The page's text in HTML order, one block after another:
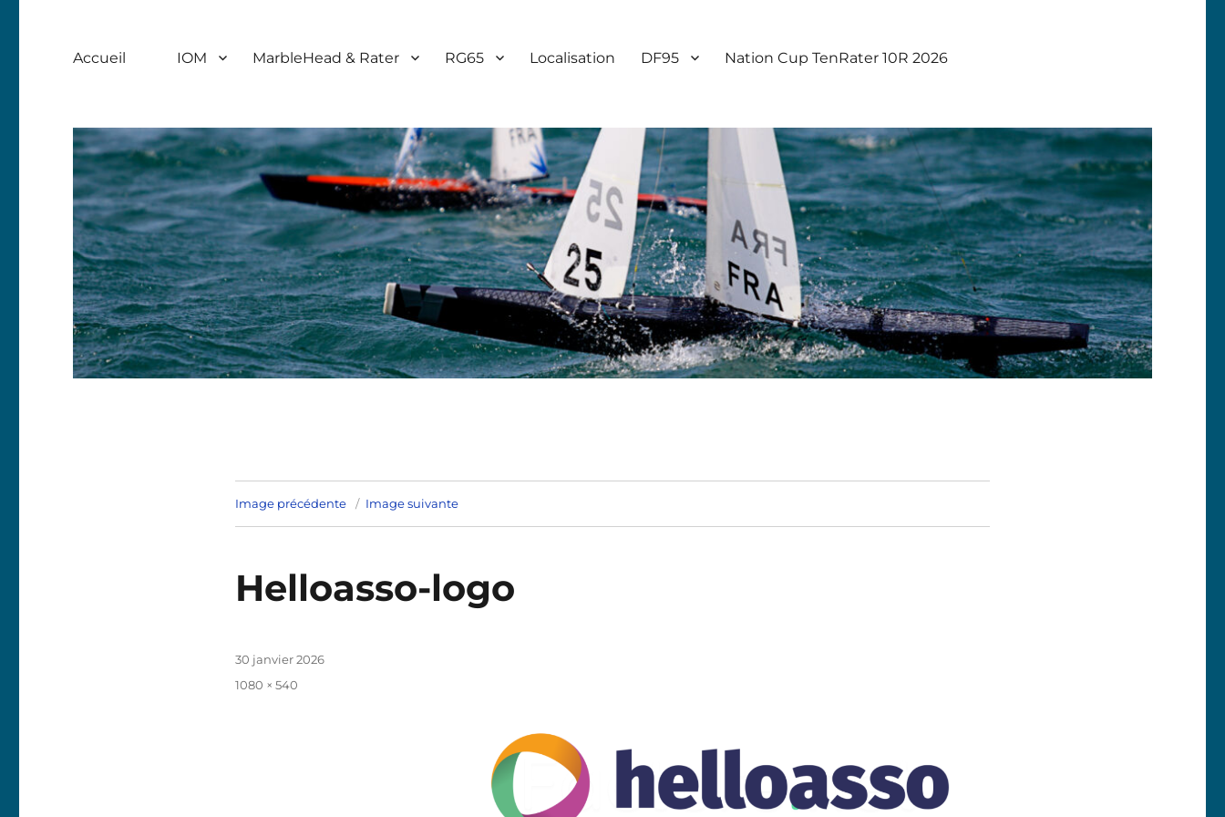
Accueil IOM MarbleHead & Rater RG65 Localisation DF95 Nation Cup TenRater 10R 2026
Image précédente Image suivante
Helloasso-logo
Publié
30 janvier 2026
Taille
1080 × 540